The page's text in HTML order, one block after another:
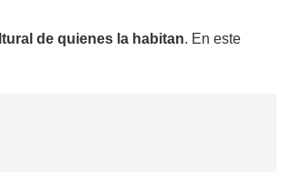
de quienes la habitan. En este